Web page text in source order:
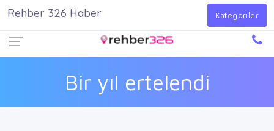
Giriş Yap
Bir yıl ertelendi
Rehber 326 Haber Kategoriler